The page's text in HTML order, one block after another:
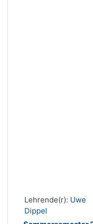
Lehrende(r): Uwe
Dippel